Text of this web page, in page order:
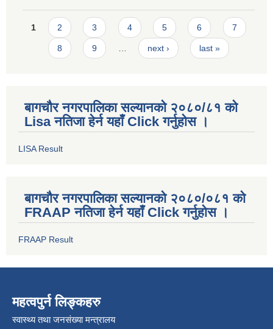
Pages
1 2 3 4 5 6 7
8 9 next › last »
बागचौर नगरपालिका सल्यानको २०८०/८१ को
Lisa नतिजा हेर्न यहाँ Click गर्नुहोस ।
LISA Result
बागचौर नगरपालिका सल्यानको २०८०/०८१ को
FRAAP नतिजा हेर्न यहाँ Click गर्नुहोस ।
FRAAP Result
महत्वपुर्न लिङ्कहरु
स्वास्थ्य तथा जनसंख्या मन्त्रालय